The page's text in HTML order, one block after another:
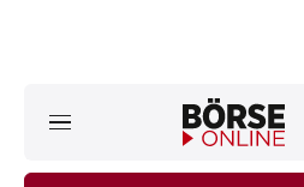
ktuelle Ausgabe